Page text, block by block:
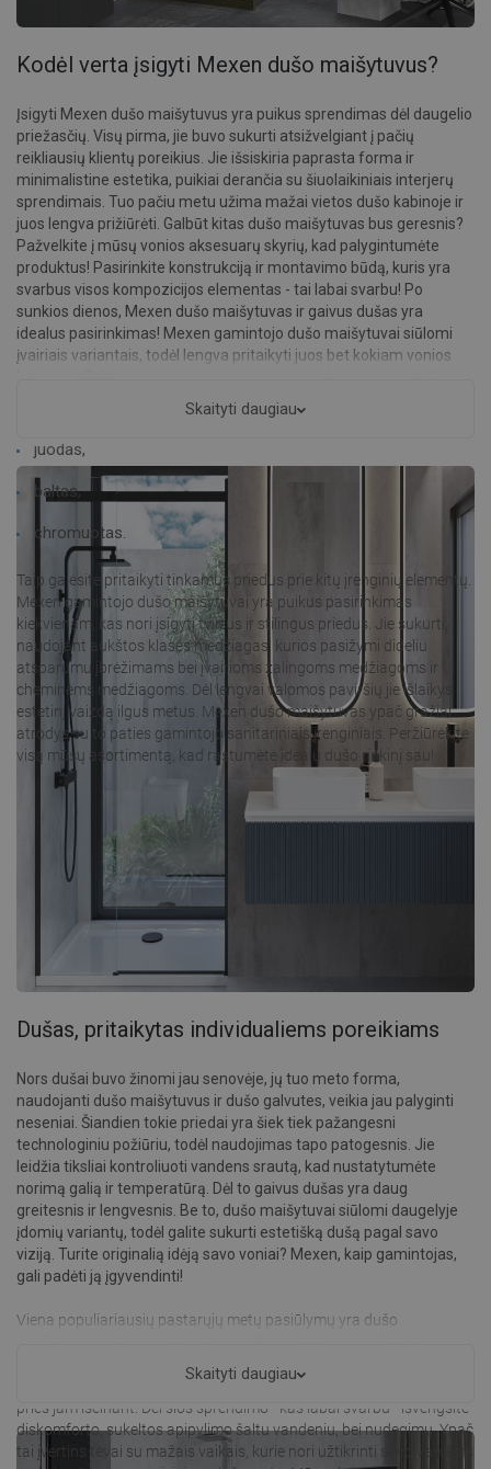
Kodėl verta įsigyti Mexen dušo maišytuvus?
Įsigyti Mexen dušo maišytuvus yra puikus sprendimas dėl daugelio
priežasčių. Visų pirma, jie buvo sukurti atsižvelgiant į pačių
reikliausių klientų poreikius. Jie išsiskiria paprasta forma ir
minimalistine estetika, puikiai derančia su šiuolaikiniais interjerų
sprendimais. Tuo pačiu metu užima mažai vietos dušo kabinoje ir
juos lengva prižiūrėti. Galbūt kitas dušo maišytuvas bus geresnis?
Pažvelkite į mūsų vonios aksesuarų skyrių, kad palygintumėte
produktus! Pasirinkite konstrukciją ir montavimo būdą, kuris yra
svarbus visos kompozicijos elementas - tai labai svarbu! Po
sunkios dienos, Mexen dušo maišytuvas ir gaivus dušas yra
idealus pasirinkimas! Mexen gamintojo dušo maišytuvai siūlomi
įvairiais variantais, todėl lengva pritaikyti juos bet kokiam vonios
maišytuvas gali būti tokios spalvos:
juodas,
baltas,
chromuotas.
Taip galėsite pritaikyti tinkamus priedus prie kitų įrenginių elementų.
Mexen gamintojo dušo maišytuvai yra puikus pasirinkimas
kiekvienam, kas nori įsigyti tvirtus ir stilingus priedus. Jie sukurti,
naudojant aukštos klasės medžiagas, kurios pasižymi dideliu
atsparumu įbrėžimams bei įvairioms žalingoms medžiagoms ir
cheminėms medžiagoms. Dėl lengvai valomos paviršių jie išlaikys
estetinį vaizdą ilgus metus. Mexen dušo maišytuvas ypač gražiai
atrodys su to paties gamintojo sanitariniais įrenginiais. Peržiūrėkite
visą mūsų asortimentą, kad rastumėte idealų dušo rinkinį sau!
Skaityti daugiau
Dušas, pritaikytas individualiems poreikiams
Nors dušai buvo žinomi jau senovėje, jų tuo meto forma,
naudojanti dušo maišytuvus ir dušo galvutes, veikia jau palyginti
neseniai. Šiandien tokie priedai yra šiek tiek pažangesni
technologiniu požiūriu, todėl naudojimas tapo patogesnis. Jie
leidžia tiksliai kontroliuoti vandens srautą, kad nustatytumėte
norimą galią ir temperatūrą. Dėl to gaivus dušas yra daug
greitesnis ir lengvesnis. Be to, dušo maišytuvai siūlomi daugelyje
įdomių variantų, todėl galite sukurti estetišką dušą pagal savo
viziją. Turite originalią idėją savo voniai? Mexen, kaip gamintojas,
gali padėti ją įgyvendinti!
Viena populiariausių pastarųjų metų pasiūlymų yra dušo
pastovią vandens temperatūrą, kad ją būtų galima išlaikyti tokioje
pačioje lygyje visą laiką. Šie priedai sujungia šaltą ir karštą vandenį
prieš jam išeinant. Dėl šios sprendimo - kas labai svarbu - išvengsite
diskomforto, sukeltos apipylimo šaltu vandeniu, bei nudegimų. Ypač
tai įvertins tėvai su mažais vaikais, kurie nori užtikrinti savo vaikams
Skaityti daugiau